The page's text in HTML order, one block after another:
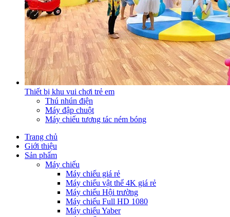
Thiết bị khu vui chơi trẻ em
Thú nhún điện
Máy đập chuột
Máy chiếu tương tác ném bóng
Trang chủ
Giới thiệu
Sản phẩm
Máy chiếu
Máy chiếu giá rẻ
Máy chiếu vật thể 4K giá rẻ
Máy chiếu Hội trường
Máy chiếu Full HD 1080
Máy chiếu Yaber